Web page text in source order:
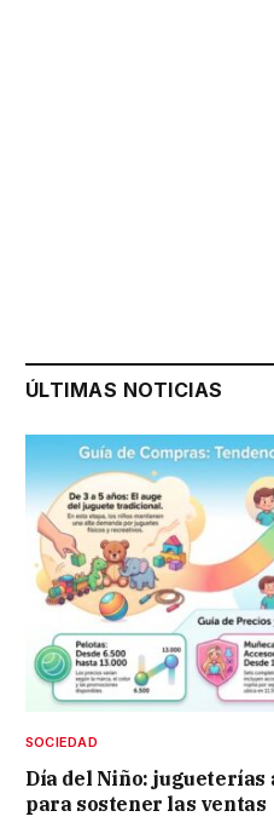
ÚLTIMAS NOTICIAS
SOCIEDAD
Día del Niño: jugueterías
para sostener las ventas